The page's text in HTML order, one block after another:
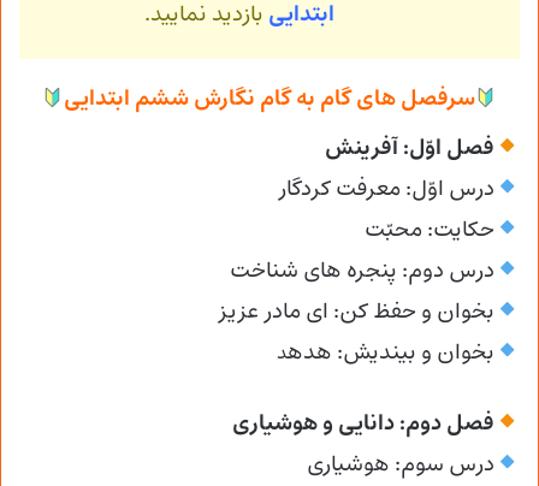
ابتدایی بازدید نمایید.
سرفصل های گام به گام نگارش ششم ابتدایی
فصل اوّل: آفرینش
درس اوّل: معرفت کردگار
حکایت: محبّت
درس دوم: پنجره های شناخت
بخوان و حفظ کن: ای مادر عزیز
بخوان و بیندیش: هدهد
فصل دوم: دانایی و هوشیاری
درس سوم: هوشیاری